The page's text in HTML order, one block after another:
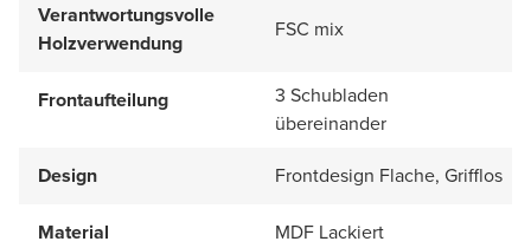
Verantwortungsvolle
Holzverwendung
FSC mix
Frontaufteilung
3 Schubladen
übereinander
Design
Frontdesign Flache, Grifflos
Material MDF Lackiert